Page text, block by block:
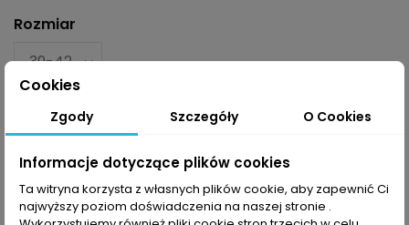
Rozmiar
Dodaj do koszyka
Cookies
Zgody Szczegóły O Cookies
Informacje dotyczące plików cookies
Ta witryna korzysta z własnych plików cookie, aby zapewnić Ci
najwyższy poziom doświadczenia na naszej stronie .